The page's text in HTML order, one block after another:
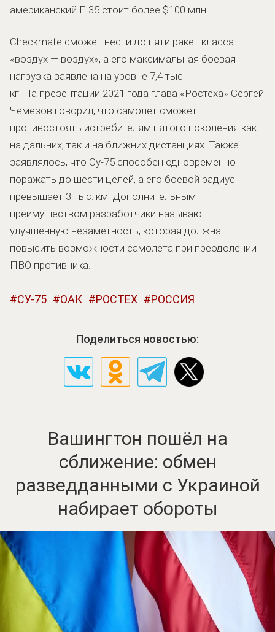
американский F-35 стоит более $100 млн.
Checkmate сможет нести до пяти ракет класса
«воздух — воздух», а его максимальная боевая
нагрузка заявлена на уровне 7,4 тыс.
кг. На презентации 2021 года глава «Ростеха» Сергей
Чемезов говорил, что самолет сможет
противостоять истребителям пятого поколения как
на дальних, так и на ближних дистанциях. Также
заявлялось, что Су-75 способен одновременно
поражать до шести целей, а его боевой радиус
превышает 3 тыс. км. Дополнительным
преимуществом разработчики называют
улучшенную незаметность, которая должна
повысить возможности самолета при преодолении
ПВО противника.
СУ-75 ОАК РОСТЕХ РОССИЯ
Поделиться новостью:
Вашингтон пошёл на
сближение: обмен
разведданными с Украиной
набирает обороты